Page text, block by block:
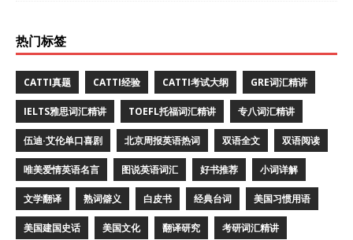
热门标签
CATTI真题 CATTI经验 CATTI考试大纲 GRE词汇精讲
IELTS雅思词汇精讲 TOEFL托福词汇精讲 专八词汇精讲
伍迪·艾伦单口喜剧 北京周报英语热词 双语全文 双语阅读
唯美爱情英语名言 图说英语词汇 好书推荐 小词详解
文学翻译 熟词僻义 白皮书 经典台词 美国习惯用语
美国建国史话 美国文化 翻译研究 考研词汇精讲